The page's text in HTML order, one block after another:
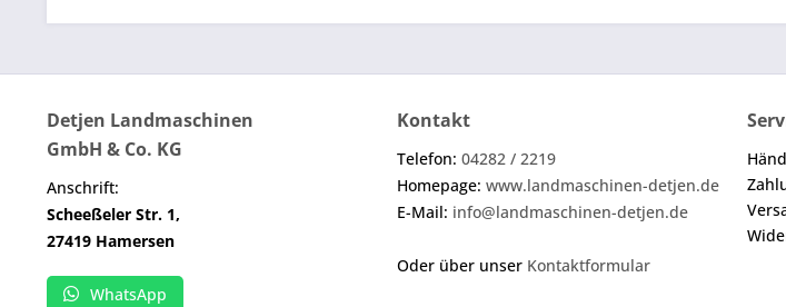
Detjen Landmaschinen
GmbH & Co. KG
Anschrift:
Scheeßeler Str. 1,
27419 Hamersen
WhatsApp
Kontakt
Telefon: 04282 / 2219
Homepage: www.landmaschinen-detjen.de
E-Mail: info@landmaschinen-detjen.de
Oder über unser Kontaktformular